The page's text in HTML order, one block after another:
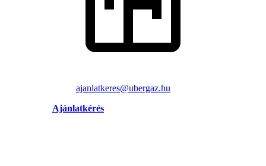
ajanlatkeres@ubergaz.hu
Ajánlatkérés